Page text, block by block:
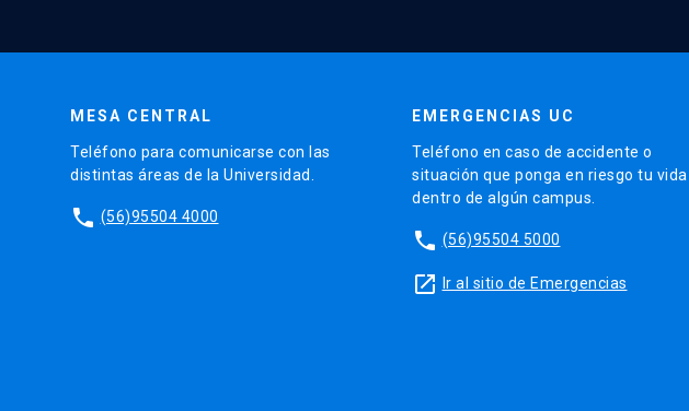
MESA CENTRAL
Teléfono para comunicarse con las
distintas áreas de la Universidad.
phone (56)95504 4000
EMERGENCIAS UC
Teléfono en caso de accidente o
situación que ponga en riesgo tu vida
dentro de algún campus.
phone (56)95504 5000
launch Ir al sitio de Emergencias